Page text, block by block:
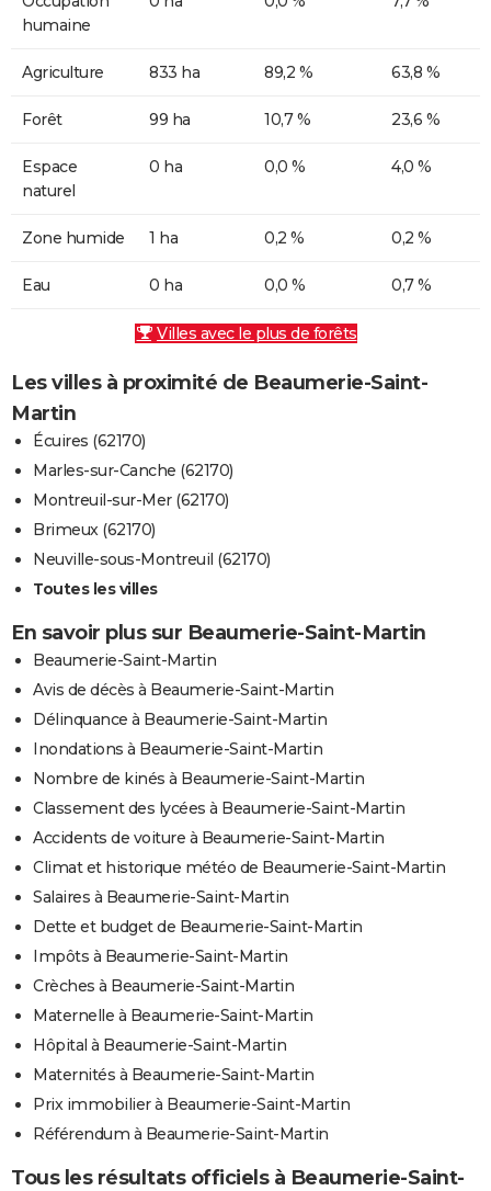
humaine
Agriculture 833 ha 89,2 % 63,8 %
Forêt 99 ha 10,7 % 23,6 %
Espace
naturel
0 ha 0,0 % 4,0 %
Zone humide 1 ha 0,2 % 0,2 %
Eau 0 ha 0,0 % 0,7 %
Villes avec le plus de forêts
Les villes à proximité de Beaumerie-Saint-
Martin
Écuires (62170)
Marles-sur-Canche (62170)
Montreuil-sur-Mer (62170)
Brimeux (62170)
Neuville-sous-Montreuil (62170)
Toutes les villes
En savoir plus sur Beaumerie-Saint-Martin
Beaumerie-Saint-Martin
Avis de décès à Beaumerie-Saint-Martin
Délinquance à Beaumerie-Saint-Martin
Inondations à Beaumerie-Saint-Martin
Nombre de kinés à Beaumerie-Saint-Martin
Classement des lycées à Beaumerie-Saint-Martin
Accidents de voiture à Beaumerie-Saint-Martin
Climat et historique météo de Beaumerie-Saint-Martin
Salaires à Beaumerie-Saint-Martin
Dette et budget de Beaumerie-Saint-Martin
Impôts à Beaumerie-Saint-Martin
Crèches à Beaumerie-Saint-Martin
Maternelle à Beaumerie-Saint-Martin
Hôpital à Beaumerie-Saint-Martin
Maternités à Beaumerie-Saint-Martin
Prix immobilier à Beaumerie-Saint-Martin
Référendum à Beaumerie-Saint-Martin
Tous les résultats officiels à Beaumerie-Saint-